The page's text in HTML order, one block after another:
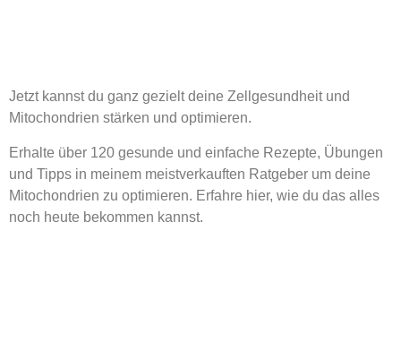
Jetzt kannst du ganz gezielt deine Zellgesundheit und
Mitochondrien stärken und optimieren.
Erhalte über 120 gesunde und einfache Rezepte, Übungen
und Tipps in meinem meistverkauften Ratgeber um deine
Mitochondrien zu optimieren. Erfahre hier, wie du das alles
noch heute bekommen kannst.